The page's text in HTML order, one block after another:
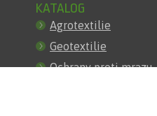
KATALOG
Agrotextilie
Geotextilie
Ochrany proti mrazu